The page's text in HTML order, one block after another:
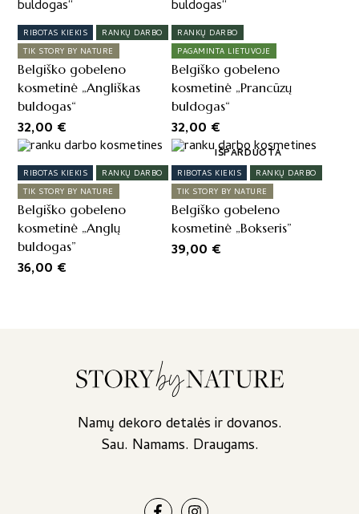
RIBOTAS KIEKIS
RANKŲ DARBO
TIK STORY BY NATURE
Belgiško gobeleno
kosmetinė „Angliškas
buldogas“
32,00 €
RANKŲ DARBO
PAGAMINTA LIETUVOJE
Belgiško gobeleno
kosmetinė „Prancūzų
buldogas“
32,00 €
IŠPARDUOTA
RIBOTAS KIEKIS
RANKŲ DARBO
TIK STORY BY NATURE
Belgiško gobeleno
kosmetinė „Anglų
buldogas”
36,00 €
RIBOTAS KIEKIS
RANKŲ DARBO
TIK STORY BY NATURE
Belgiško gobeleno
kosmetinė „Bokseris”
39,00 €
Namų dekoro detalės ir dovanos.
Sau. Namams. Draugams.